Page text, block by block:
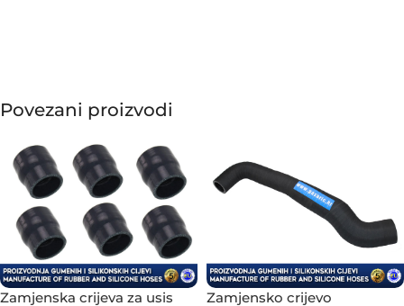
Povezani proizvodi
Zamjenska crijeva za usis Zamjensko crijevo